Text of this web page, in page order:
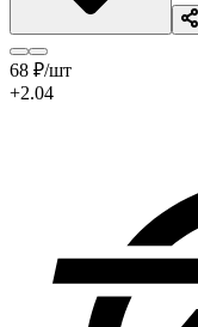
68 ₽/шт
+2.04